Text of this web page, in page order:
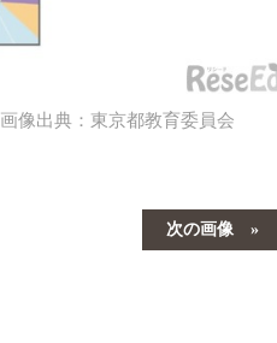
画像出典：東京都教育委員会
次の画像